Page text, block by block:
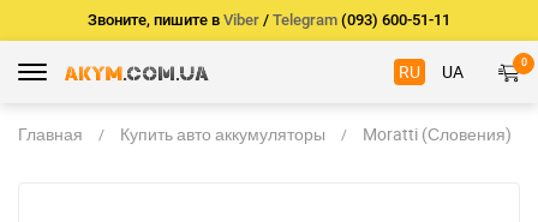
Звоните, пишите в Viber / Telegram (093) 600-51-11
RU UA 0
Главная Купить авто аккумуляторы Moratti (Словения)